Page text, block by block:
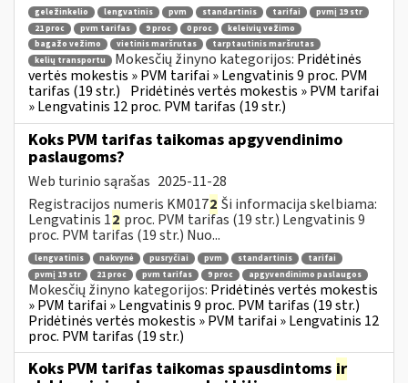
geležinkelio lengvatinis pvm standartinis tarifai
pvmį 19 str
21 proc
pvm tarifas 9 proc 0 proc
keleivių vežimo
bagažo vežimo
vietinis maršrutas
tarptautinis maršrutas
kelių transportu
Mokesčių žinyno kategorijos: Pridėtinės
vertės mokestis » PVM tarifai » Lengvatinis 9 proc. PVM
tarifas (19 str.) Pridėtinės vertės mokestis » PVM tarifai
» Lengvatinis 12 proc. PVM tarifas (19 str.)
Koks PVM tarifas taikomas apgyvendinimo
paslaugoms?
Web turinio sąrašas 2025-11-28
Registracijos numeris KM0172 Ši informacija skelbiama:
Lengvatinis 12 proc. PVM tarifas (19 str.) Lengvatinis 9
proc. PVM tarifas (19 str.) Nuo...
lengvatinis nakvynė pusryčiai pvm standartinis
tarifai
pvmį 19 str
21 proc pvm tarifas 9 proc apgyvendinimo paslaugos
Mokesčių žinyno kategorijos: Pridėtinės vertės mokestis
» PVM tarifai » Lengvatinis 9 proc. PVM tarifas (19 str.)
Pridėtinės vertės mokestis » PVM tarifai » Lengvatinis 12
proc. PVM tarifas (19 str.)
Koks PVM tarifas taikomas spausdintoms ir